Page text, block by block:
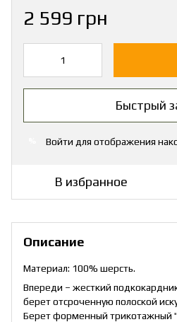
2 599 грн
Быстрый
Войти для отображения
В избранное
Описание
Материал: 100% шерсть.
Впереди – жесткий
берет отсроченную полоской
Берет форменный трикотажный